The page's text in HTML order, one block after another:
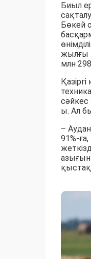
Биыл
Бөкей
жылғы
млн
ы. Ал
–
91%-
азығын